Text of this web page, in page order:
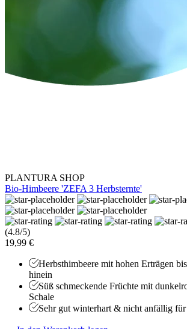
PLANTURA SHOP
Bio-Himbeere 'ZEFA 3 Herbsternte'
(4.8/5)
19,99 €
Herbsthimbeere mit hohen Erträgen
hinein
Süß schmeckende Früchte mit
Schale
Sehr gut winterhart & nicht anfällig